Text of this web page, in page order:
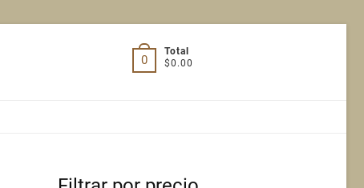
0
Total
$0.00